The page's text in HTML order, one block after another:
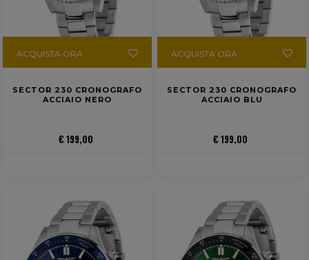
ACQUISTA ORA
SECTOR 230 CRONOGRAFO
ACCIAIO NERO
€ 199,00
ACQUISTA ORA
SECTOR 230 CRONOGRAFO
ACCIAIO BLU
€ 199,00